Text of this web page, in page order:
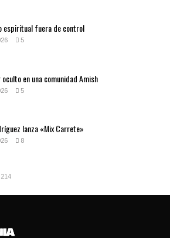
espiritual fuera de control
5
en una comunidad Amish
5
lanza «Mix Carrete»
8